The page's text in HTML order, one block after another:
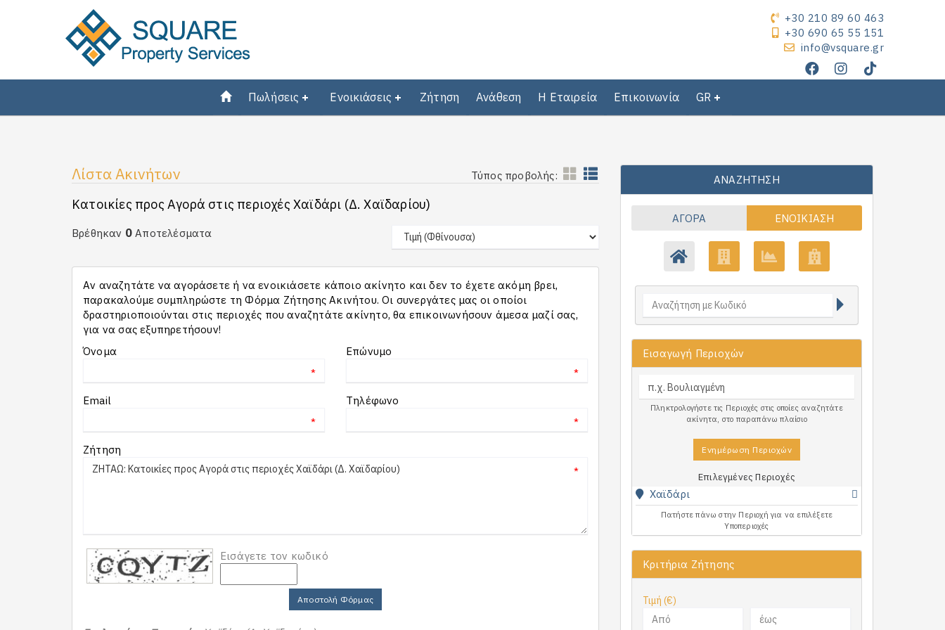
+30 210 89 60 463
+30 690 65 55 151
info@vsquare.gr
Πωλήσεις Ενοικιάσεις Ζήτηση Ανάθεση Η Εταιρεία Επικοινωνία GR
Λίστα Ακινήτων Τύπος προβολής:
Κατοικίες προς Αγορά στις περιοχές Χαϊδάρι (Δ. Χαϊδαρίου)
Βρέθηκαν 0 Αποτελέσματα
Αν αναζητάτε να αγοράσετε ή να ενοικιάσετε κάποιο ακίνητο και δεν το έχετε ακόμη βρει,
παρακαλούμε συμπληρώστε τη Φόρμα Ζήτησης Ακινήτου. Οι συνεργάτες μας οι οποίοι
δραστηριοποιούνται στις περιοχές που αναζητάτε ακίνητο, θα επικοινωνήσουν άμεσα μαζί σας,
για να σας εξυπηρετήσουν!
Όνομα
*
Email
*
Επώνυμο
*
Τηλέφωνο
*
Ζήτηση
*
Εισάγετε τον κωδικό
Αποστολή Φόρμας
ΑΝΑΖΉΤΗΣΗ
ΑΓΟΡΆ ΕΝΟΙΚΊΑΣΗ
Εισαγωγή Περιοχών
Πληκτρολογήστε τις Περιοχές στις οποίες αναζητάτε
ακίνητα, στο παραπάνω πλαίσιο
Ενημέρωση Περιοχών
Επιλεγμένες Περιοχές
Χαϊδάρι
Πατήστε πάνω στην Περιοχή για να επιλέξετε
Υποπεριοχές
Κριτήρια Ζήτησης
Τιμή (€)